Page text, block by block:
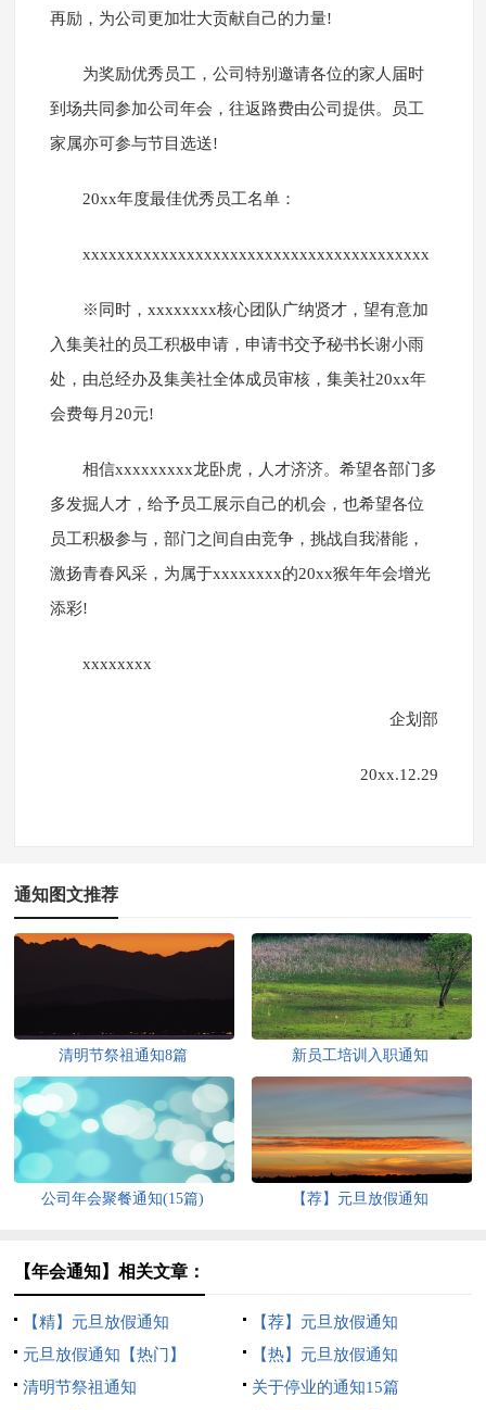
再励，为公司更加壮大贡献自己的力量!
为奖励优秀员工，公司特别邀请各位的家人届时
到场共同参加公司年会，往返路费由公司提供。员工
家属亦可参与节目选送!
20xx年度最佳优秀员工名单：
xxxxxxxxxxxxxxxxxxxxxxxxxxxxxxxxxxxxxxxx
※同时，xxxxxxxx核心团队广纳贤才，望有意加
入集美社的员工积极申请，申请书交予秘书长谢小雨
处，由总经办及集美社全体成员审核，集美社20xx年
会费每月20元!
相信xxxxxxxxx龙卧虎，人才济济。希望各部门多
多发掘人才，给予员工展示自己的机会，也希望各位
员工积极参与，部门之间自由竞争，挑战自我潜能，
激扬青春风采，为属于xxxxxxxx的20xx猴年年会增光
添彩!
xxxxxxxx
企划部
20xx.12.29
通知图文推荐
清明节祭祖通知8篇 新员工培训入职通知
公司年会聚餐通知(15篇) 【荐】元旦放假通知
【年会通知】相关文章：
【精】元旦放假通知
【荐】元旦放假通知
元旦放假通知【热门】
【热】元旦放假通知
清明节祭祖通知
关于停业的通知15篇